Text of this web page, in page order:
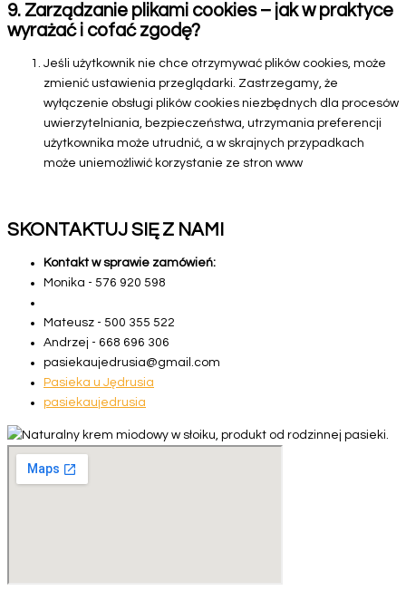
9. Zarządzanie plikami cookies – jak w praktyce
wyrażać i cofać zgodę?
Jeśli użytkownik nie chce otrzymywać plików cookies, może
zmienić ustawienia przeglądarki. Zastrzegamy, że
wyłączenie obsługi plików cookies niezbędnych dla procesów
uwierzytelniania, bezpieczeństwa, utrzymania preferencji
użytkownika może utrudnić, a w skrajnych przypadkach
może uniemożliwić korzystanie ze stron www
SKONTAKTUJ SIĘ Z NAMI
Kontakt w sprawie zamówień:
Monika - 576 920 598
Mateusz - 500 355 522
Andrzej - 668 696 306
pasiekaujedrusia@gmail.com
Pasieka u Jędrusia
pasiekaujedrusia